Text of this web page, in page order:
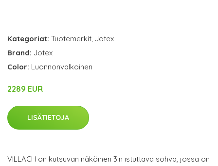
Kategoriat: Tuotemerkit, Jotex
Brand: Jotex
Color: Luonnonvalkoinen
2289 EUR
LISÄTIETOJA
VILLACH on kutsuvan näköinen 3:n istuttava sohva, jossa on